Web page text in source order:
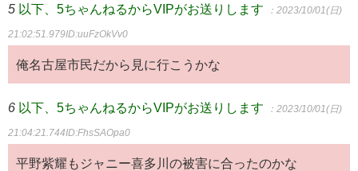
5 以下、5ちゃんねるからVIPがお送りします ：2023/10/01(日)
21:02:51.979ID:uuFzOkVv0
俺名古屋市民だから見に行こうかな
6 以下、5ちゃんねるからVIPがお送りします ：2023/10/01(日)
21:04:21.744ID:FhsSAOpa0
平野紫耀もジャニー喜多川の被害に合ったのかな